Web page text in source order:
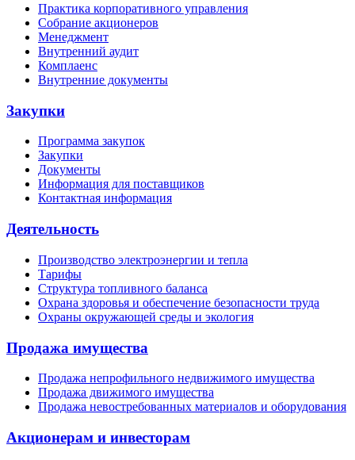
Практика корпоративного управления
Собрание акционеров
Менеджмент
Внутренний аудит
Комплаенс
Внутренние документы
Закупки
Программа закупок
Закупки
Документы
Информация для поставщиков
Контактная информация
Деятельность
Производство электроэнергии и тепла
Тарифы
Структура топливного баланса
Охрана здоровья и обеспечение безопасности труда
Охраны окружающей среды и экология
Продажа имущества
Продажа непрофильного недвижимого имущества
Продажа движимого имущества
Продажа невостребованных материалов и оборудования
Акционерам и инвесторам